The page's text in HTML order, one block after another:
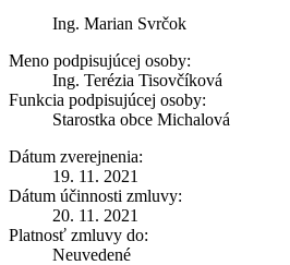
Ing. Marian Svrčok
Meno podpisujúcej osoby:
Ing. Terézia Tisovčíková
Funkcia podpisujúcej osoby:
Starostka obce Michalová
Dátum zverejnenia:
19. 11. 2021
Dátum účinnosti zmluvy:
20. 11. 2021
Platnosť zmluvy do:
Neuvedené